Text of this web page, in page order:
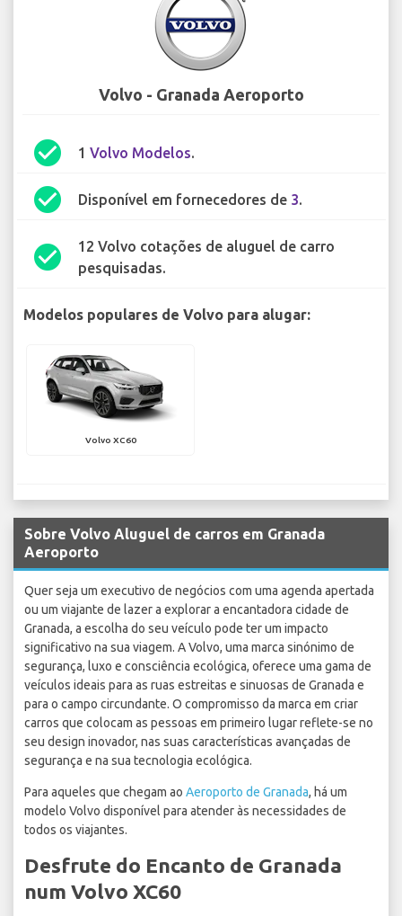
Volvo - Granada Aeroporto
check_circle 1 Volvo Modelos.
check_circle Disponível em fornecedores de 3.
check_circle
12 Volvo cotações de aluguel de carro
pesquisadas.
Modelos populares de Volvo para alugar:
Volvo XC60
Sobre Volvo Aluguel de carros em Granada
Aeroporto
Quer seja um executivo de negócios com uma agenda apertada
ou um viajante de lazer a explorar a encantadora cidade de
Granada, a escolha do seu veículo pode ter um impacto
significativo na sua viagem. A Volvo, uma marca sinónimo de
segurança, luxo e consciência ecológica, oferece uma gama de
veículos ideais para as ruas estreitas e sinuosas de Granada e
para o campo circundante. O compromisso da marca em criar
carros que colocam as pessoas em primeiro lugar reflete-se no
seu design inovador, nas suas características avançadas de
segurança e na sua tecnologia ecológica.
Para aqueles que chegam ao Aeroporto de Granada, há um
modelo Volvo disponível para atender às necessidades de
todos os viajantes.
Desfrute do Encanto de Granada
num Volvo XC60